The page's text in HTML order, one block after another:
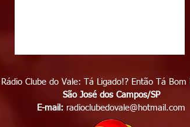
Rádio Clube do Vale: Tá Ligado!? Então Tá Bom
São José dos Campos/SP
E-mail: radioclubedovale@hotmail.com